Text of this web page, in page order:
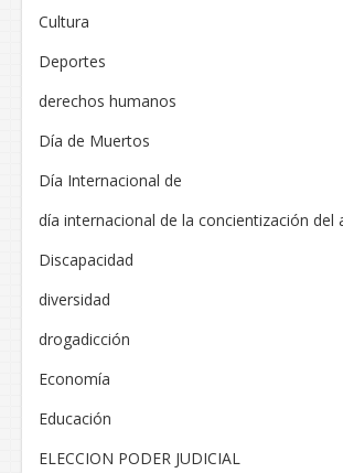
Cultura
Deportes
derechos humanos
Día de Muertos
Día Internacional de
día internacional de la concientización del
Discapacidad
diversidad
drogadicción
Economía
Educación
ELECCION PODER JUDICIAL